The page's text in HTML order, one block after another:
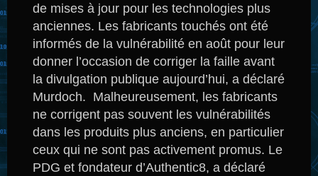
de mises à jour pour les technologies plus
anciennes. Les fabricants touchés ont été
informés de la vulnérabilité en août pour leur
donner l’occasion de corriger la faille avant
la divulgation publique aujourd’hui, a déclaré
Murdoch. Malheureusement, les fabricants
ne corrigent pas souvent les vulnérabilités
dans les produits plus anciens, en particulier
ceux qui ne sont pas activement promus. Le
PDG et fondateur d’Authentic8, a déclaré